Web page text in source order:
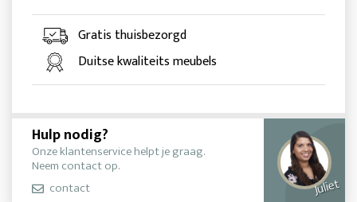
Gratis thuisbezorgd
Duitse kwaliteits meubels
Hulp nodig?
Onze klantenservice helpt je graag.
Neem contact op.
contact
Juliet